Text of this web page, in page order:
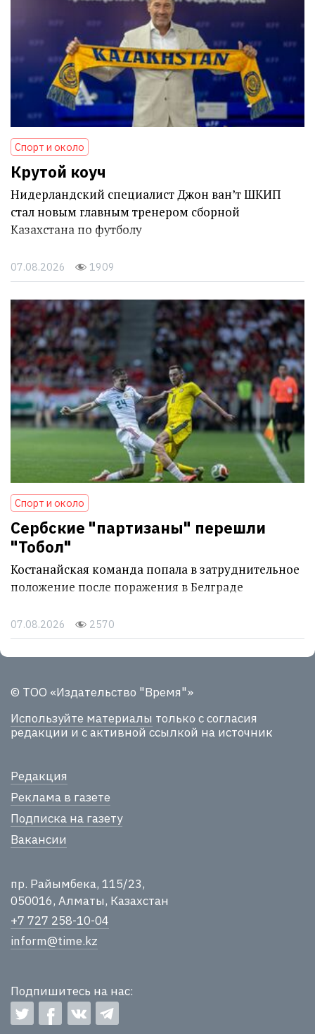
Спорт и около
Крутой коуч
Нидерландский специалист Джон ван’т ШКИП
стал новым главным тренером сборной
Казахстана по футболу
07.08.2026 1909
Спорт и около
Сербские "партизаны" перешли
"Тобол"
Костанайская команда попала в затруднительное
положение после поражения в Белграде
07.08.2026 2570
© ТОО «Издательство "Время"»
Используйте материалы только с согласия
редакции и с активной ссылкой на источник
Редакция
Реклама в газете
Подписка на газету
Вакансии
пр. Райымбека, 115/23,
050016, Алматы, Казахстан
+7 727 258-10-04
inform@time.kz
Подпишитесь на нас: